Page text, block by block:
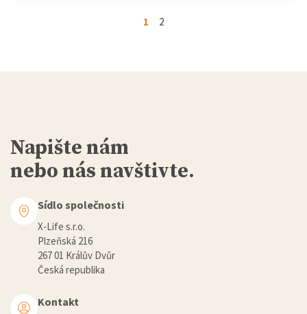
1 2
Napište nám
nebo nás navštivte.
Sídlo společnosti
X-Life s.r.o.
Plzeňská 216
267 01 Králův Dvůr
Česká republika
Kontakt